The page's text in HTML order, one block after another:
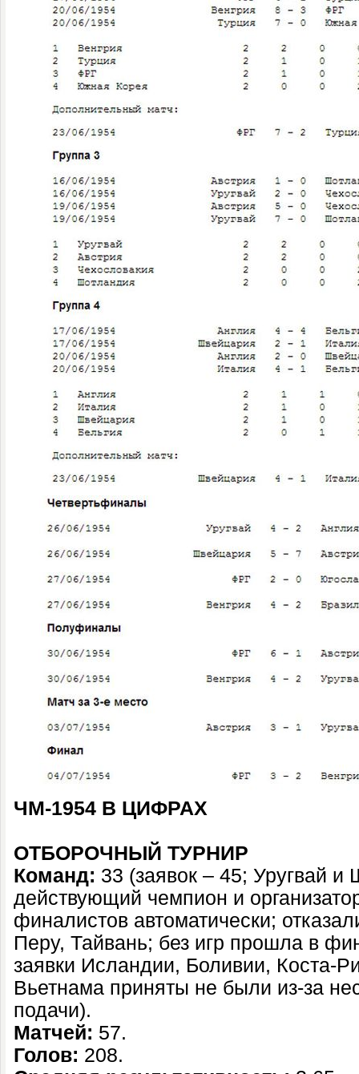
ЧМ-1954 В ЦИФРАХ
ОТБОРОЧНЫЙ ТУРНИР
Команд: 33 (заявок – 45; Уругвай и
действующий чемпион и
финалистов автоматически;
Перу, Тайвань; без игр прошла в
заявки Исландии, Боливии, Коста-
Вьетнама приняты не были из-за
подачи).
Матчей: 57.
Голов: 208.